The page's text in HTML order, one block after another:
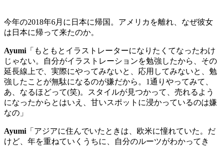
今年の2018年6月に日本に帰国。アメリカを離れ、なぜ彼女
は日本に帰って来たのか。
Ayumi 「もともとイラストレーターになりたくてなったわけ
じゃない。自分がイラストレーションを勉強したから、その
延長線上で、実際にやってみないと、応用してみないと、勉
強したことが無駄になるのが嫌だから。 1通りやってみて、
あ、なるほどって(笑)。スタイルが見つかって、売れるよう
になったからとはいえ、甘いスポットに浸かっているのは嫌
なの」
Ayumi 「アジアに住んでいたときは、欧米に憧れていた。だ
けど、年を重ねていくうちに、自分のルーツがわかってき